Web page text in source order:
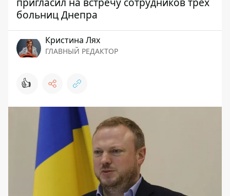
больниц Днепра
Кристина Лях
ГЛАВНЫЙ РЕДАКТОР
👍